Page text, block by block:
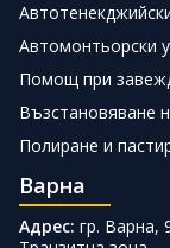
Автомонтьорски
Помощ при
Възстановяване
Полиране и
Варна
Адрес: гр. Варна,